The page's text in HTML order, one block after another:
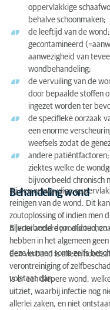
oppervlakkige
behalve schoonmaken;
de leeftijd van de
gecontamineerd
aanwezigheid van
wondbehandeling;
de vervuiling van de
door bepaalde stoffen
ingezet worden ter
de specifieke oorzaak
een enorme
weefsels zodat de
andere
ziektes welke de
bijvoorbeeld chronisch
Behandeling wond
Bij een eenvoudige
reinigen van de wond. Dit
zoutoplossing of indien men
Bijvoorbeeld door
Allerlei andere producten,
hebben in het algemeen
deze kunnen soms zelfs
Een verband is alleen
verontreiniging of
volstaat dan.
Is er een diepere wond,
uitziet, waarbij infectie nog
allerlei zaken, en niet